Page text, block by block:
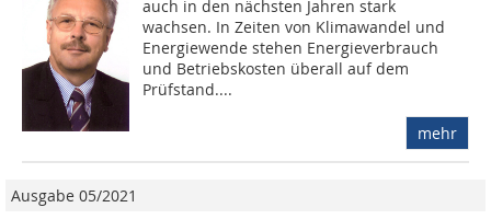
auch in den nächsten Jahren stark
wachsen. In Zeiten von Klimawandel und
Energiewende stehen Energieverbrauch
und Betriebskosten überall auf dem
Prüfstand....
mehr
Ausgabe 05/2021